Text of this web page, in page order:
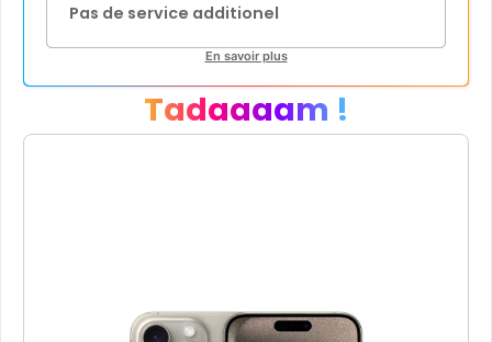
Pas de service additionel
En savoir plus
Tadaaaam !